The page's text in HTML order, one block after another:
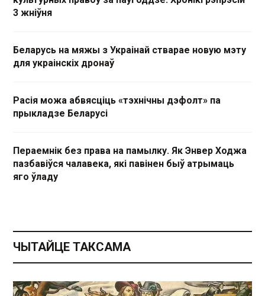
3 жніўня
Беларусь на мяжы з Украінай стварае новую мэту
для украінскіх дронаў
Расія можа абвясціць «тэхнічны дэфолт» па
прыкладзе Беларусі
Пераемнік без права на памылку. Як Энвер Ходжа
пазбавіўся чалавека, які павінен быў атрымаць
яго ўладу
ЧЫТАЙЦЕ ТАКСАМА